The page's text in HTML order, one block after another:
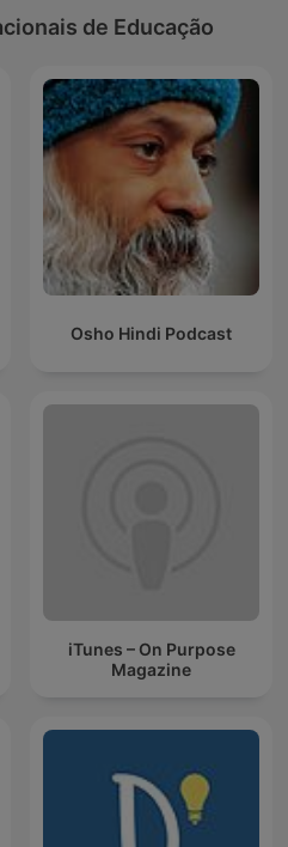
de Educação
Osho Hindi Podcast
iTunes – On Purpose
Magazine